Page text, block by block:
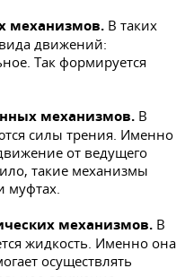
механизмов. В таких
движений:
Так формируется
механизмов. В
силы трения. Именно
от ведущего
такие механизмы
муфтах.
механизмов. В
жидкость. Именно она
осуществлять